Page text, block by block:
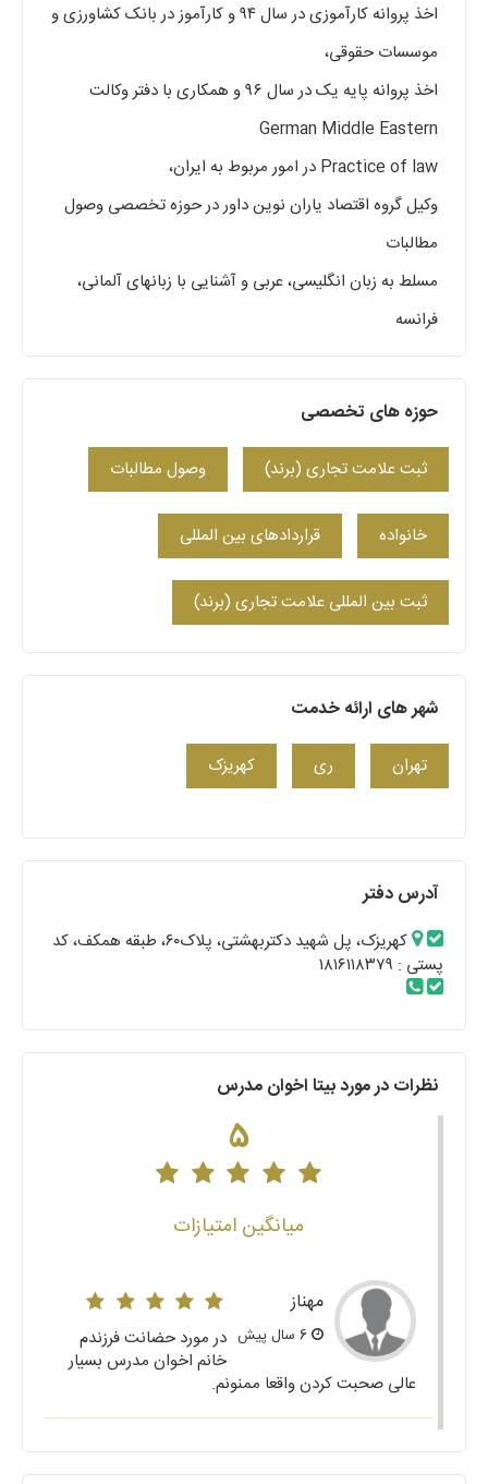
اخذ پروانه کارآموزی در سال ۹۴ و کارآموز در بانک کشاورزی و
موسسات حقوقی،
اخذ پروانه پایه یک در سال ۹۶ و همکاری با دفتر وکالت
German Middle Eastern
Practice of law در امور مربوط به ایران،
وکیل گروه اقتصاد یاران نوین داور در حوزه تخصصی وصول
مطالبات
مسلط به زبان انگلیسی، عربی و آشنایی با زبانهای آلمانی،
فرانسه
حوزه های تخصصی
ثبت علامت تجاری (برند) وصول مطالبات
خانواده قراردادهای بین المللی
ثبت بین المللی علامت تجاری (برند)
شهر های ارائه خدمت
تهران ری کهریزک
آدرس دفتر
کهریزک، پل شهید دکتربهشتی، پلاک۶۰، طبقه همکف، کد
پستی : ۱۸۱۶۱۱۸۳۷۹
نظرات در مورد بیتا اخوان مدرس
5
میانگین امتیازات
مهناز
در مورد حضانت فرزندم
خانم اخوان مدرس بسیار
عالی صحبت کردن واقعا ممنونم.